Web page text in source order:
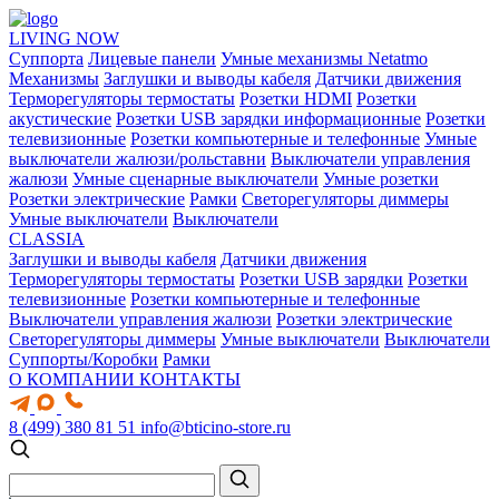
LIVING NOW
Суппорта Лицевые панели Умные механизмы Netatmo
Механизмы Заглушки и выводы кабеля Датчики движения
Терморегуляторы термостаты Розетки HDMI Розетки
акустические Розетки USB зарядки информационные Розетки
телевизионные Розетки компьютерные и телефонные Умные
выключатели жалюзи/рольставни Выключатели управления
жалюзи Умные сценарные выключатели Умные розетки
Розетки электрические Рамки Светорегуляторы диммеры
Умные выключатели Выключатели
CLASSIA
Заглушки и выводы кабеля Датчики движения
Терморегуляторы термостаты Розетки USB зарядки Розетки
телевизионные Розетки компьютерные и телефонные
Выключатели управления жалюзи Розетки электрические
Светорегуляторы диммеры Умные выключатели Выключатели
Суппорты/Коробки Рамки
О КОМПАНИИ КОНТАКТЫ
8 (499) 380 81 51 info@bticino-store.ru